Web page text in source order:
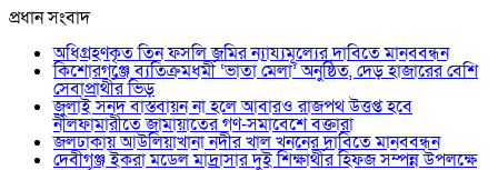
প্রধান সংবাদ
অধিগ্রহণকৃত তিন ফসলি জমির ন্যায্যমূল্যের দাবিতে মানববন্ধন
কিশোরগঞ্জে ব্যতিক্রমধর্মী ‘ভাতা মেলা’ অনুষ্ঠিত, দেড় হাজারের বেশি
সেবাপ্রার্থীর ভিড়
জুলাই সনদ বাস্তবায়ন না হলে আবারও রাজপথ উত্তপ্ত হবে
নীলফামারীতে জামায়াতের গণ-সমাবেশে বক্তারা
জলঢাকায় আউলিয়াখানা নদীর খাল খননের দাবিতে মানববন্ধন
দেবীগঞ্জ ইকরা মডেল মাদ্রাসার দুই শিক্ষার্থীর হিফজ সম্পন্ন উপলক্ষে